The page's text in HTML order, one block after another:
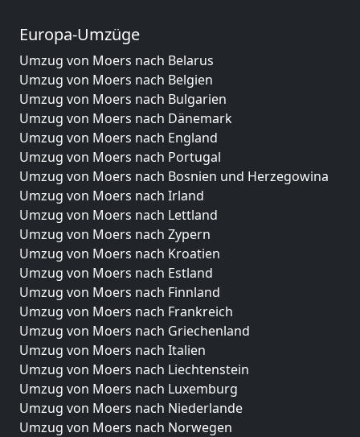
Europa-Umzüge
Umzug von Moers nach Belarus
Umzug von Moers nach Belgien
Umzug von Moers nach Bulgarien
Umzug von Moers nach Dänemark
Umzug von Moers nach England
Umzug von Moers nach Portugal
Umzug von Moers nach Bosnien und Herzegowina
Umzug von Moers nach Irland
Umzug von Moers nach Lettland
Umzug von Moers nach Zypern
Umzug von Moers nach Kroatien
Umzug von Moers nach Estland
Umzug von Moers nach Finnland
Umzug von Moers nach Frankreich
Umzug von Moers nach Griechenland
Umzug von Moers nach Italien
Umzug von Moers nach Liechtenstein
Umzug von Moers nach Luxemburg
Umzug von Moers nach Niederlande
Umzug von Moers nach Norwegen